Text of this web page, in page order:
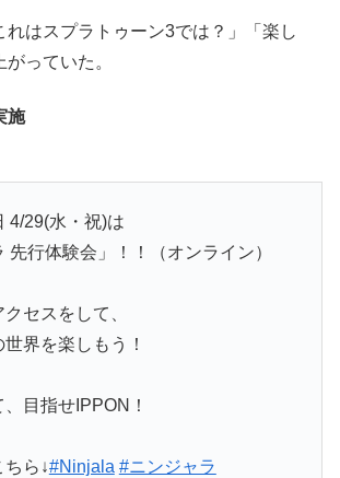
れはスプラトゥーン3では？」「楽し
っていた。
施
4/29(水・祝)は
先行体験会」！！（オンライン）
セスをして、
界を楽しもう！
目指せIPPON！
ちら↓#Ninjala #ニンジャラ